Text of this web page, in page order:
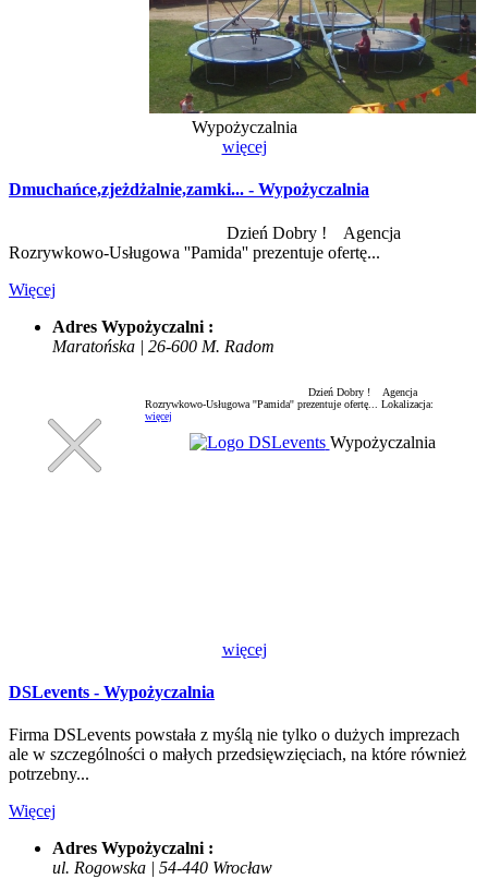
Wypożyczalnia
więcej
Dmuchańce,zjeżdżalnie,zamki... - Wypożyczalnia
Dzień Dobry ! Agencja
Rozrywkowo-Usługowa ''Pamida'' prezentuje ofertę...
Więcej
Adres Wypożyczalni :
Maratońska | 26-600 M. Radom
Dzień Dobry ! Agencja
Rozrywkowo-Usługowa ''Pamida'' prezentuje ofertę... Lokalizacja:
więcej
Wypożyczalnia
więcej
DSLevents - Wypożyczalnia
Firma DSLevents powstała z myślą nie tylko o dużych imprezach
ale w szczególności o małych przedsięwzięciach, na które również
potrzebny...
Więcej
Adres Wypożyczalni :
ul. Rogowska | 54-440 Wrocław